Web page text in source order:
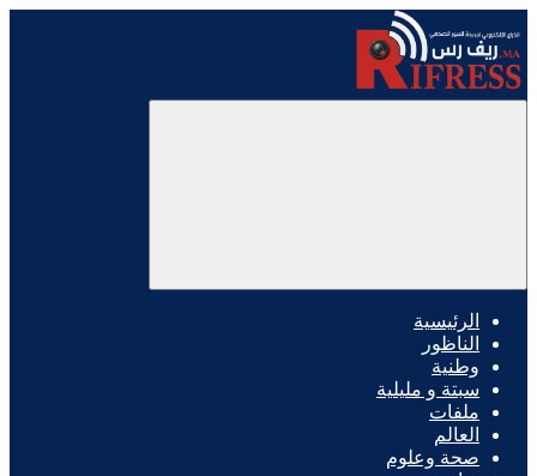
الرئيسية
الناظور
وطنية
سبتة و مليلية
ملفات
العالم
صحة وعلوم